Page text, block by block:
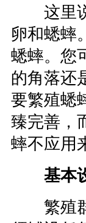
这里说
卵和蟋蟀
蟋蟀。您
的角落还
要繁殖蟋
臻完善，
蟀不应用
基本
繁殖群